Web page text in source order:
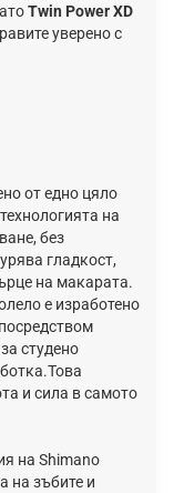
Twin Power XD
уверено с
от едно цяло
на
без
гладкост,
на макарата.
e изработено
студено
и сила в самото
на Shimano
на зъбите и